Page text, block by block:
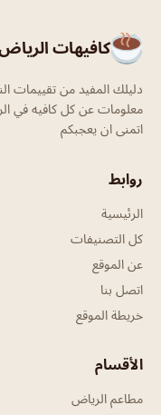
كافيهات
دليلك المفيد من تقييمات
معلومات عن كل كافيه في
اتمنى ان يعجبكم
روابط
الرئيسية
كل التصنيفات
عن الموقع
اتصل بنا
خريطة الموقع
الأقسام
مطاعم الرياض